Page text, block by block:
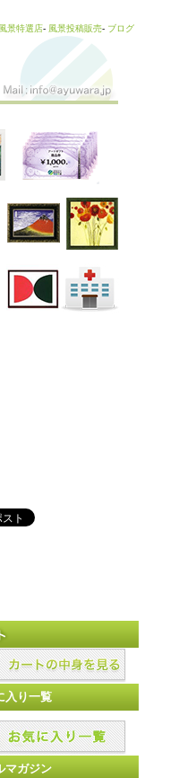
風景特選店- 風景投稿販売- ブログ
入り一覧
マガジン